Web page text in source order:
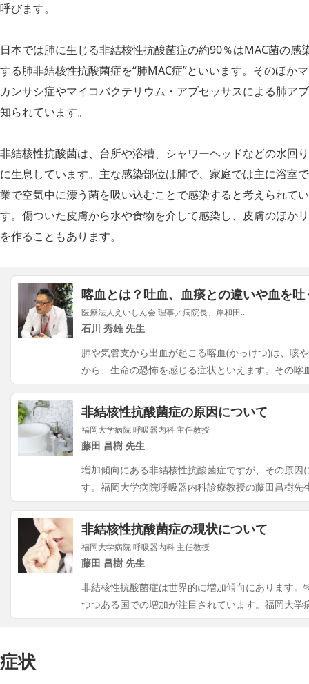
呼びます。
日本では肺に生じる非結核性抗酸菌症の約90％はMAC菌の感
する肺非結核性抗酸菌症を“肺MAC症”といいます。そのほか
カンサシ症やマイコバクテリウム・アブセッサスによる肺ア
知られています。
非結核性抗酸菌は、台所や浴槽、シャワーヘッドなどの水回
に生息しています。主な感染部位は肺で、家庭では主に浴室
業で空気中に漂う菌を吸い込むことで感染すると考えられて
す。傷ついた皮膚から水や食物を介して感染し、皮膚のほか
を作ることもあります。
喀血とは？吐血、血痰との違いや血を
医療法人えいしん会 理事／病院長、岸和田...
石川 秀雄 先生
肺や気管支から出血が起こる喀血(かっけつ)は、咳
から、生命の恐怖を感じる症状といえます。その喀
非結核性抗酸菌症の原因について
福岡大学病院 呼吸器内科 主任教授
藤田 昌樹 先生
増加傾向にある非結核性抗酸菌症ですが、その原
す。福岡大学病院呼吸器内科診療教授の藤田昌樹先
非結核性抗酸菌症の現状について
福岡大学病院 呼吸器内科 主任教授
藤田 昌樹 先生
非結核性抗酸菌症は世界的に増加傾向にあります
つつある国での増加が注目されています。福岡大学
症状